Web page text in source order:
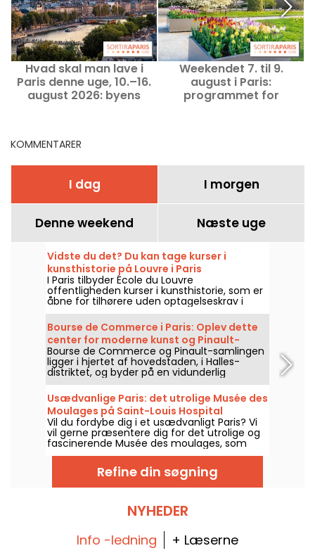
Hvad skal man lave i
Paris denne uge, 10.–16.
august 2026: byens
Weekendet 7. til 9.
august i Paris:
programmet for
KOMMENTARER
I dag I morgen
Denne weekend Næste uge
Vidste du det? Du kan tage kurser i
kunsthistorie på Louvre i Paris
I Paris tilbyder École du Louvre
offentligheden kurser i kunsthistorie, som er
åbne for tilhørere uden optagelseskrav i
hjertet af Louvre-paladset hvert år fra
september til juni. Gratis foredrag tilbydes
også lejlighedsvis af museet. Det gør dig til
en sand ekspert i kunsthistorie!
Bourse de Commerce i Paris: Oplev dette
center for moderne kunst og Pinault-
samlingen
Bourse de Commerce og Pinault-samlingen
ligger i hjertet af hovedstaden, i Halles-
distriktet, og byder på en vidunderlig
spadseretur gennem moderne kunstværker.
Her er alt, hvad du skal vide, før du besøger
dette kunstcenter.
Usædvanlige Paris: det utrolige Musée des
Moulages på Saint-Louis Hospital
Vil du fordybe dig i et usædvanligt Paris? Vi
vil gerne præsentere dig for det utrolige og
fascinerende Musée des moulages, som
ligger i hjertet af Hôpital Saint-Louis. Hvad er
der på dette unikke sted? En samling af over
4.900 medicinske voksafstøbninger, der
sporer de dermatologiske sygdommes
historiske monumenter i 1992.
Refine din søgning
NYHEDER
Info -ledning + Læserne